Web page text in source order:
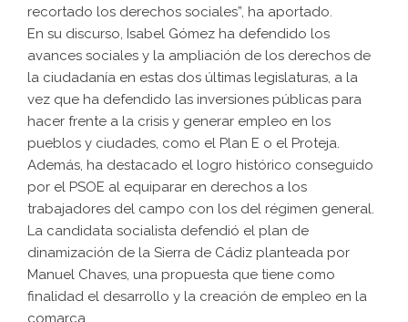
recortado los derechos sociales”, ha aportado.
En su discurso, Isabel Gómez ha defendido los
avances sociales y la ampliación de los derechos de
la ciudadanía en estas dos últimas legislaturas, a la
vez que ha defendido las inversiones públicas para
hacer frente a la crisis y generar empleo en los
pueblos y ciudades, como el Plan E o el Proteja.
Además, ha destacado el logro histórico conseguido
por el PSOE al equiparar en derechos a los
trabajadores del campo con los del régimen general.
La candidata socialista defendió el plan de
dinamización de la Sierra de Cádiz planteada por
Manuel Chaves, una propuesta que tiene como
finalidad el desarrollo y la creación de empleo en la
comarca